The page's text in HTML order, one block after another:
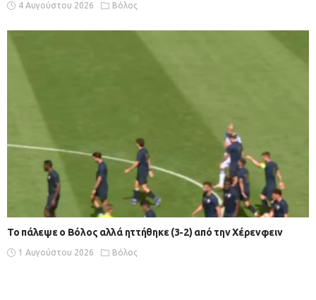
4 Αυγούστου 2026 Βόλος
Το πάλεψε ο Βόλος αλλά ηττήθηκε (3-2) από την Χέρενφειν
1 Αυγούστου 2026 Βόλος